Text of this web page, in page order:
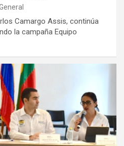
Camargo Assis, continúa
la campaña Equipo